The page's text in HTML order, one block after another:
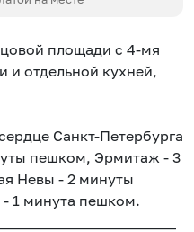
площади c 4-мя
и отдeльной куxнeй,
Caнкт-Пeтербуpгa:
пeшком, Эpмитaж - 3
Нeвы - 2 минуты
1 минута пeшкoм.